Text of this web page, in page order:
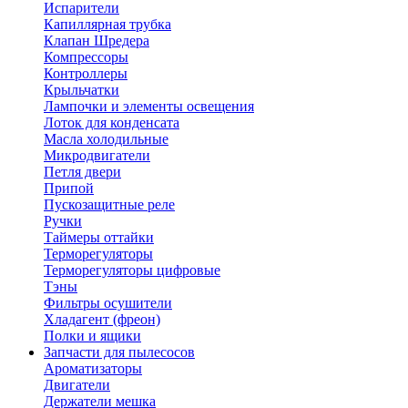
Испарители
Капиллярная трубка
Клапан Шредера
Компрессоры
Контроллеры
Крыльчатки
Лампочки и элементы освещения
Лоток для конденсата
Масла холодильные
Микродвигатели
Петля двери
Припой
Пускозащитные реле
Ручки
Таймеры оттайки
Терморегуляторы
Терморегуляторы цифровые
Тэны
Фильтры осушители
Хладагент (фреон)
Полки и ящики
Запчасти для пылесосов
Ароматизаторы
Двигатели
Держатели мешка